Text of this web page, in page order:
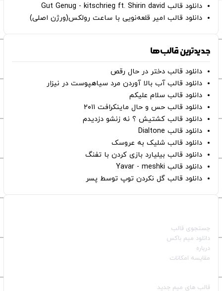
دانلود قالب Gut Genug - kitschrieg ft. Shirin david
دانلود قالب امیر قلعه‌نویی با ساعت رولکس(ورژن اصلی)
جدیدترین قالب‌ها
دانلود قالب دختر در حال رقص
دانلود قالب آب بالا آوردن مرد سیاهپوست در نیزار
دانلود قالب سلام علیکم
دانلود قالب حس و حال ماینکرافت ۲۰۱۱
دانلود قالب کشتیش ؟ نه زنشو دزدیدم
دانلود قالب Dialtone
دانلود قالب شلیک به عروسک
دانلود قالب بیلیارد بازی کردن با تفنگ
دانلود قالب Yavar - meshki
دانلود قالب گل نکردن توپ توسط پسر
جستجوی قالب
دانلود میم باکس
درباره
مقایسه امکانات
قالب‌ های میم جدید